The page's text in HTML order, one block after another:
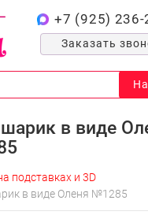
+7 (925) 236-
Заказать
в виде
подставках и 3D
в виде Оленя №1285